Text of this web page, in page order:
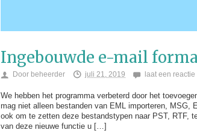
Ingebouwde e-mail
Door beheerder juli 21, 2019 laat een
We hebben het programma verbeterd door het
mag niet alleen bestanden van EML importeren,
ook om te zetten deze bestandstypen naar PST, RTF,
van deze nieuwe functie u […]